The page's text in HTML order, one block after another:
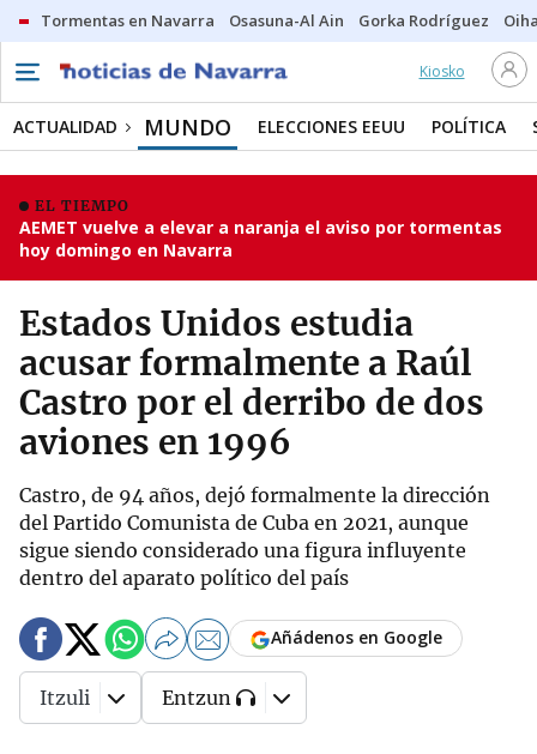
Tormentas en Navarra Osasuna-Al Ain Gorka Rodríguez
Kiosko
ACTUALIDAD MUNDO ELECCIONES EEUU POLÍTICA
EL TIEMPO
AEMET vuelve a elevar a naranja el aviso por tormentas
hoy domingo en Navarra
Estados Unidos estudia
acusar formalmente a Raúl
Castro por el derribo de dos
aviones en 1996
Castro, de 94 años, dejó formalmente la dirección
del Partido Comunista de Cuba en 2021, aunque
sigue siendo considerado una figura influyente
dentro del aparato político del país
Añádenos en Google
Itzuli Entzun